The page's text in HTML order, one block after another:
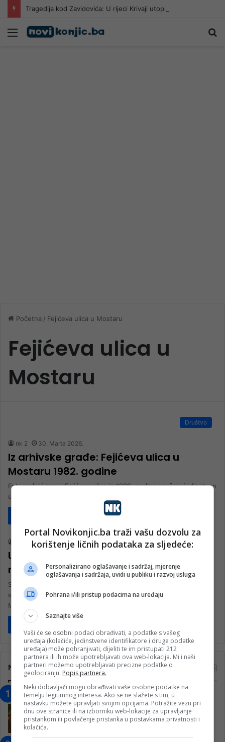
Meni
Početna / Fejićeva ulica u Mostaru
Fejićeva ulica u
Mostaru
Društvo
nk 2 30. Marta 2026.
Iz arhivske građe: Fejićeva ulica u
Mostaru 1982. godine
Fotografski zapisi Fejićeve ulice iz 1982. godine pružaju jedinstven
uvid u izgled i život centralne gradske zone Mostara prije više…
24. Marta 2023.
U Fejićevoj ulici u Mostaru otvoren
ramazanski bazar
Sinoć je u Fejićevoj ulici u Mostaru otvoren ramazanski bazar koji
svojom ponudom već prvu večer mami sve prolaznike.
Mostarsko…
Pročitaj više
Najčitanije
“Obrazovanje gradi BiH-Jovan Divjak“
– Konjic je u posljednje 22 godine imao
25 ​​stipendista
Portal Novikonjic.ba traži vašu dozvolu za
korištenje ličnih podataka za sljedeće:
Personalizirano oglašavanje i sadržaj, mjerenje
oglašavanja i sadržaja, uvidi u publiku i razvoj usluga
Pohrana i/ili pristup podacima na uređaju
Saznajte više
Vaši će se osobni podaci obrađivati, a podatke s vašeg
uređaja (kolačiće, jedinstvene identifikatore i druge podatke
uređaja) može pohranjivati, dijeliti te im pristupati 212
partnera ili ih može upotrebljavati ova web-lokacija. Mi i naši
partneri možemo upotrebljavati precizne podatke o
geolociranju. Popis partnera.
Neki dobavljači mogu obrađivati vaše osobne podatke na
temelju legitimnog interesa. Ako se ne slažete s tim, u
nastavku možete upravljati svojim opcijama. Potražite vezu pri
dnu ove stranice ili na izborniku web-lokacije za upravljanje
pristankom ili povlačenje pristanka u postavkama privatnosti i
kolačića.